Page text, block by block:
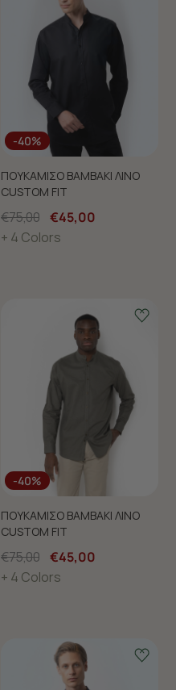
-40%
ΠΟΥΚΑΜΙΣΟ ΒΑΜΒΑΚΙ ΛΙΝΟ
CUSTOM FIT
€75,00 €45,00
+ 4 Colors
-40%
ΠΟΥΚΑΜΙΣΟ ΒΑΜΒΑΚΙ ΛΙΝΟ
CUSTOM FIT
€75,00 €45,00
+ 4 Colors